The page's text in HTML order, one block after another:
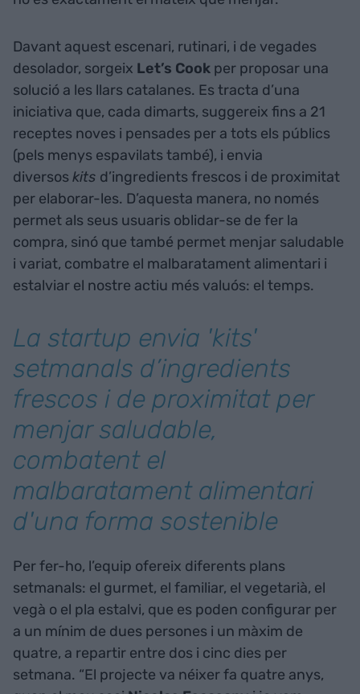
Davant aquest escenari, rutinari, i de vegades
desolador, sorgeix Let’s Cook per proposar una
solució a les llars catalanes. Es tracta d’una
iniciativa que, cada dimarts, suggereix fins a 21
receptes noves i pensades per a tots els públics
(pels menys espavilats també), i envia
diversoskits d’ingredients frescos i de proximitat
per elaborar-les. D’aquesta manera, no només
permet als seus usuaris oblidar-se de fer la
compra, sinó que també permet menjar saludable
i variat, combatre el malbaratament alimentari i
estalviar el nostre actiu més valuós: el temps.
La startup envia 'kits'
setmanals d’ingredients
frescos i de proximitat per
menjar saludable,
combatent el
malbaratament alimentari
d'una forma sostenible
Per fer-ho, l’equip ofereix diferents plans
setmanals: el gurmet, el familiar, el vegetarià, el
vegà o el pla estalvi, que es poden configurar per
a un mínim de dues persones i un màxim de
quatre, a repartir entre dos i cinc dies per
setmana. “El projecte va néixer fa quatre anys,